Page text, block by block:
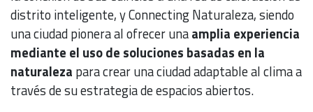
distrito inteligente, y Connecting Naturaleza, siendo
una ciudad pionera al ofrecer unaamplia experiencia
mediante el uso de soluciones basadas en la
naturaleza para crear una ciudad adaptable al clima a
través de su estrategia de espacios abiertos.